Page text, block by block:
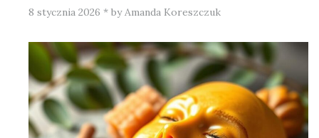
8 stycznia 2026 * by Amanda Koreszczuk